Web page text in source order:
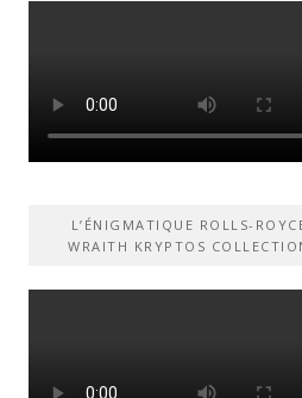
L’ÉNIGMATIQUE ROLLS-
WRAITH KRYPTOS